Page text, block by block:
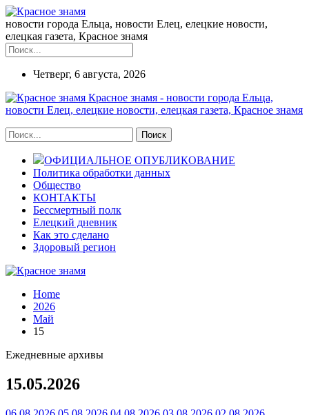
новости города Ельца, новости Елец, елецкие новости,
елецкая газета, Красное знамя
Четверг, 6 августа, 2026
Красное знамя - новости города Ельца,
новости Елец, елецкие новости, елецкая газета, Красное знамя
ОФИЦИАЛЬНОЕ ОПУБЛИКОВАНИЕ
Политика обработки данных
Общество
КОНТАКТЫ
Бессмертный полк
Елецкий дневник
Как это сделано
Здоровый регион
Home
2026
Май
15
Ежедневные архивы
15.05.2026